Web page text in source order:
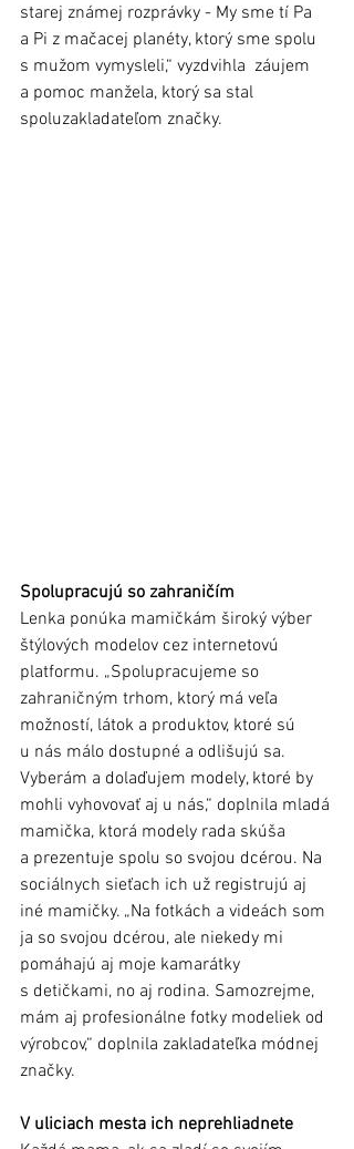
starej známej rozprávky - My sme tí Pa
a Pi z mačacej planéty, ktorý sme spolu
s mužom vymysleli,“ vyzdvihla  záujem
a pomoc manžela, ktorý sa stal
spoluzakladateľom značky.
Spolupracujú so zahraničím
Lenka ponúka mamičkám široký výber
štýlových modelov cez internetovú
platformu. „Spolupracujeme so
zahraničným trhom, ktorý má veľa
možností, látok a produktov, ktoré sú
u nás málo dostupné a odlišujú sa.
Vyberám a dolaďujem modely, ktoré by
mohli vyhovovať aj u nás,“ doplnila mladá
mamička, ktorá modely rada skúša
a prezentuje spolu so svojou dcérou. Na
sociálnych sieťach ich už registrujú aj
iné mamičky. „Na fotkách a videách som
ja so svojou dcérou, ale niekedy mi
pomáhajú aj moje kamarátky
s detičkami, no aj rodina. Samozrejme,
mám aj profesionálne fotky modeliek od
výrobcov,“ doplnila zakladateľka módnej
značky.
V uliciach mesta ich neprehliadnete